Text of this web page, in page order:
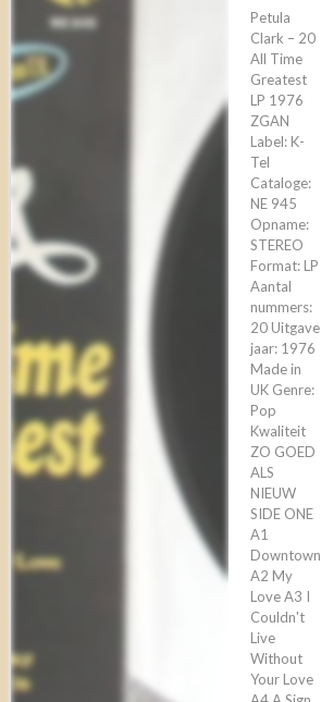
Petula
Clark – 20
All Time
Greatest
LP 1976
ZGAN
Label: K-
Tel
Cataloge:
NE 945
Opname:
STEREO
Format: LP
Aantal
nummers:
20 Uitgave
jaar: 1976
Made in
UK Genre:
Pop
Kwaliteit
ZO GOED
ALS
NIEUW
SIDE ONE
A1
Downtown
A2 My
Love A3 I
Couldn't
Live
Without
Your Love